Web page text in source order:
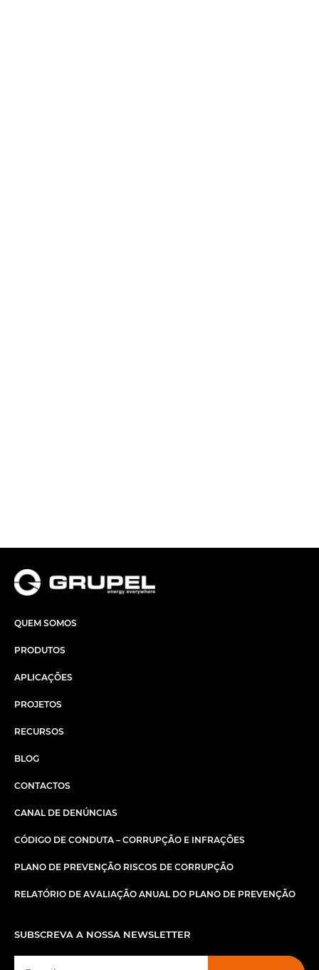
QUEM SOMOS
PRODUTOS
APLICAÇÕES
PROJETOS
RECURSOS
BLOG
CONTACTOS
CANAL DE DENÚNCIAS
CÓDIGO DE CONDUTA – CORRUPÇÃO E INFRAÇÕES
PLANO DE PREVENÇÃO RISCOS DE CORRUPÇÃO
RELATÓRIO DE AVALIAÇÃO ANUAL DO PLANO DE PREVENÇÃO
SUBSCREVA A NOSSA NEWSLETTER